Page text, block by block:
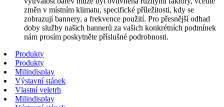
změn v místním klimatu, specifické příležitosti, kdy se
zobrazují bannery, a frekvence použití. Pro přesnější odhad
doby služby našich bannerů za vašich konkrétních podmínek
nám prosím poskytněte příslušné podrobnosti.
Produkty
Produkty
Milindisplay
Výstavní stánek
Vlastní veletrh
Milindisplay